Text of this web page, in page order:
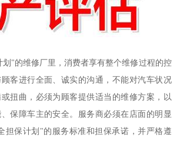
"的维修厂里，消费者享有整个维修过程的控
客进行全面、诚实的沟通，不能对汽车状况
扭曲，必须为顾客提供适当的维修方案，以
保障车主的安全。服务商必须在店面的明显
担保计划"的服务标准和担保承诺，并严格遵